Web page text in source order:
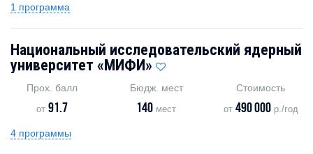
1 программа
Национальный исследовательский ядерный
университет «МИФИ»
Прох. балл
от91.7
Бюдж. мест
140 мест
Стоимость
от 490 000р./год
4 программы